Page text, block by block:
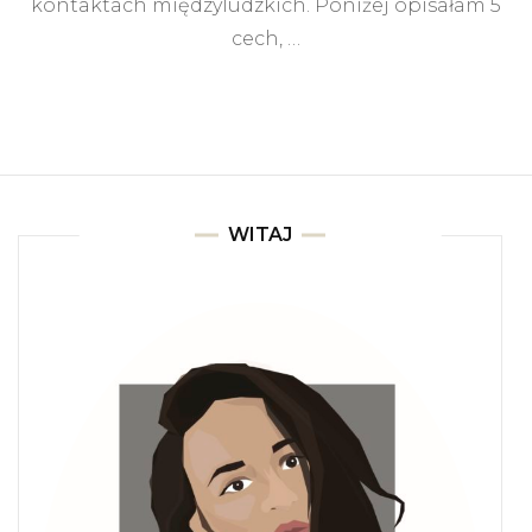
kontaktach międzyludzkich. Poniżej opisałam 5
cech, …
WITAJ